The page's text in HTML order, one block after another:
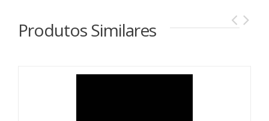
Produtos Similares